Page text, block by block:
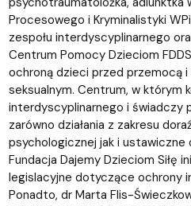
Procesowego i Kryminalistyki
zespołu interdyscyplinarnego
Centrum Pomocy Dzieciom
ochroną dzieci przed przemocą
seksualnym. Centrum, w którym
interdyscyplinarnego i świadczy
zarówno działania z zakresu
psychologicznej jak i ustawiczne
Fundacja Dajemy Dzieciom Siłę
legislacyjne dotyczące ochrony
Ponadto, dr Marta Flis-